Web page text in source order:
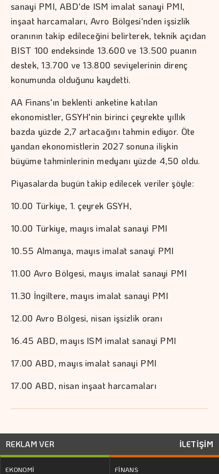
sanayi PMI, ABD'de ISM imalat sanayi PMI,
inşaat harcamaları, Avro Bölgesi'nden işsizlik
oranının takip edileceğini belirterek, teknik açıdan
BIST 100 endeksinde 13.600 ve 13.500 puanın
destek, 13.700 ve 13.800 seviyelerinin direnç
konumunda olduğunu kaydetti.
AA Finans'ın beklenti anketine katılan
ekonomistler, GSYH'nin birinci çeyrekte yıllık
bazda yüzde 2,7 artacağını tahmin ediyor. Öte
yandan ekonomistlerin 2027 sonuna ilişkin
büyüme tahminlerinin medyanı yüzde 4,50 oldu.
Piyasalarda bugün takip edilecek veriler şöyle:
10.00 Türkiye, 1. çeyrek GSYH,
10.00 Türkiye, mayıs imalat sanayi PMI
10.55 Almanya, mayıs imalat sanayi PMI
11.00 Avro Bölgesi, mayıs imalat sanayi PMI
11.30 İngiltere, mayıs imalat sanayi PMI
12.00 Avro Bölgesi, nisan işsizlik oranı
16.45 ABD, mayıs ISM imalat sanayi PMI
17.00 ABD, mayıs imalat sanayi PMI
17.00 ABD, nisan inşaat harcamaları
REKLAM VER İLETİŞİM
EKONOMİ
FİNANS